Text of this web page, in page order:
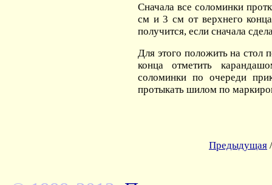
Сначала все соломинки
см и 3 см от верхнего
получится, если сначала
Для этого положить на стол
конца отметить
соломинки по очереди
протыкать шилом по
Предыдущая